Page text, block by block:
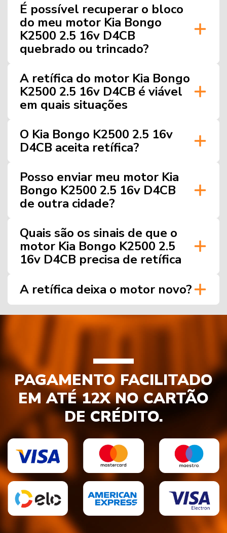
É possível recuperar o bloco
do meu motor Kia Bongo
K2500 2.5 16v D4CB
quebrado ou trincado?
A retífica do motor Kia Bongo
K2500 2.5 16v D4CB é viável
em quais situações
O Kia Bongo K2500 2.5 16v
D4CB aceita retífica?
Posso enviar meu motor Kia
Bongo K2500 2.5 16v D4CB
de outra cidade?
Quais são os sinais de que o
motor Kia Bongo K2500 2.5
16v D4CB precisa de retífica
A retífica deixa o motor novo?
PAGAMENTO FACILITADO
EM ATÉ 12X NO CARTÃO
DE CRÉDITO.